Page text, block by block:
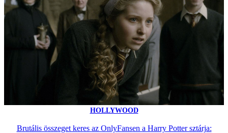
HOLLYWOOD
Brutális összeget keres az OnlyFansen a Harry Potter sztárja: